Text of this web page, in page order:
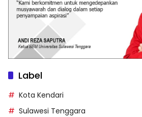
Label
Kota Kendari
Sulawesi Tenggara